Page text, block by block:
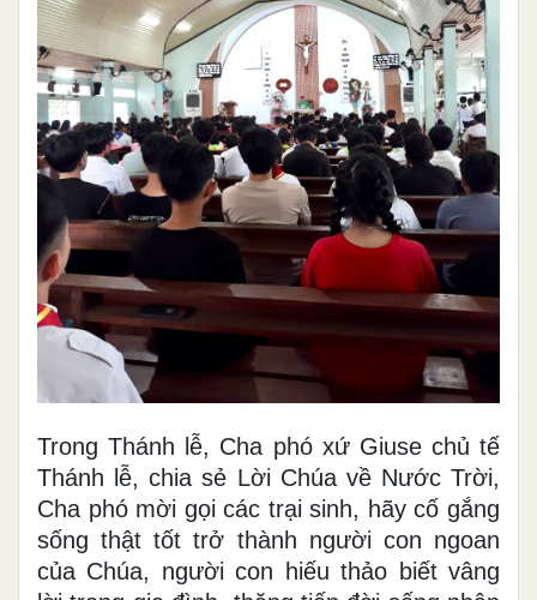
Trong Thánh lễ, Cha phó xứ Giuse chủ tế
Thánh lễ, chia sẻ Lời Chúa về Nước Trời,
Cha phó mời gọi các trại sinh, hãy cố gắng
sống thật tốt trở thành người con ngoan
của Chúa, người con hiếu thảo biết vâng